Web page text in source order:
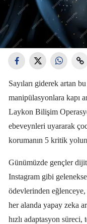
Sayıları giderek artan
manipülasyonlara kapı
Laykon Bilişim
ebeveynleri uyararak
korumanın 5 kritik
Günümüzde gençler
Instagram gibi
ödevlerinden
her alanda yapay zeka
hızlı adaptasyon